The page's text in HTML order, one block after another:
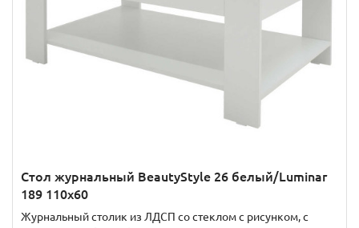
Стол журнальный BeautyStyle 26 белый/Luminar
189 110x60
Журнальный столик из ЛДСП со стеклом с рисунком, с